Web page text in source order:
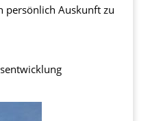
persönlich Auskunft zu